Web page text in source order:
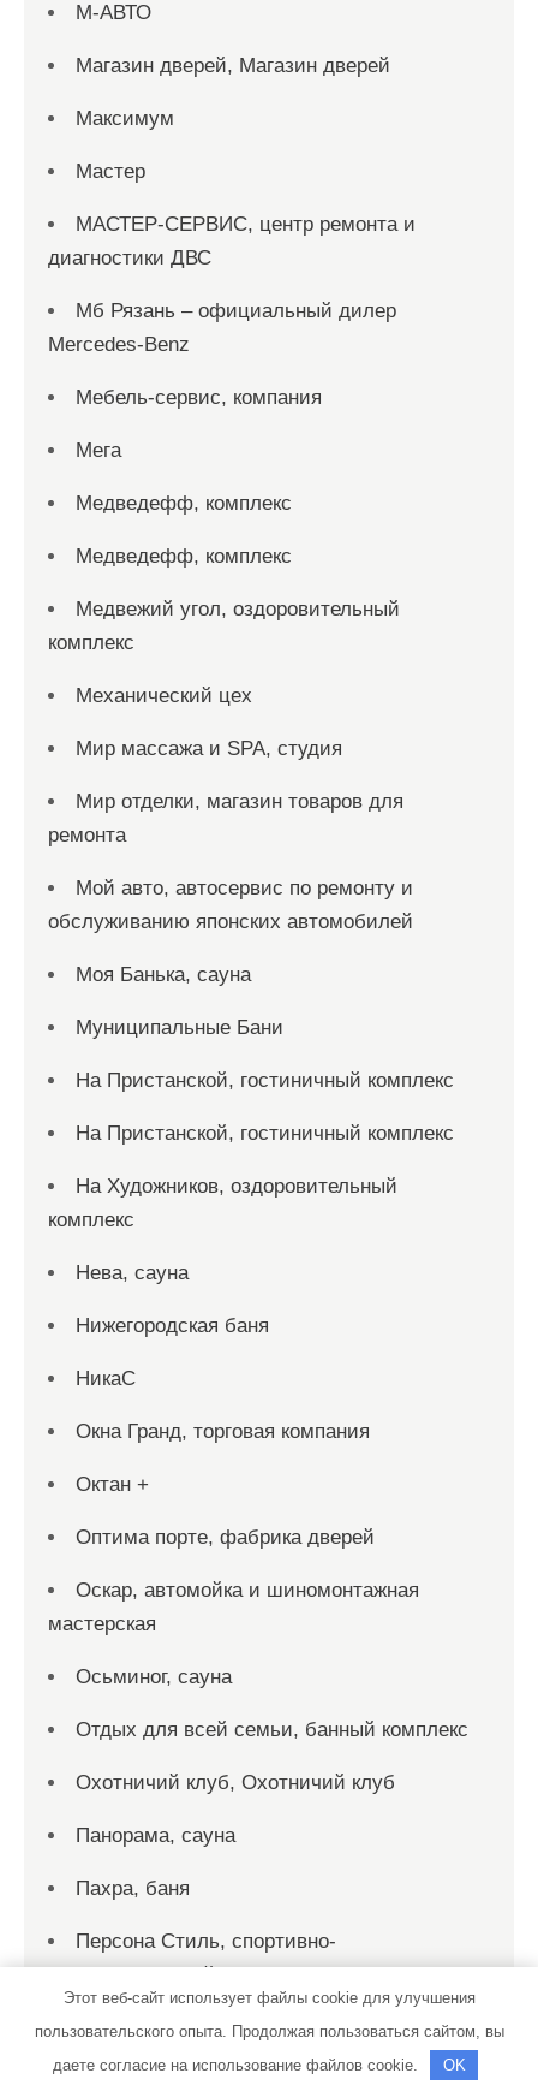
М-АВТО
Магазин дверей, Магазин дверей
Максимум
Мастер
МАСТЕР-СЕРВИС, центр ремонта и
диагностики ДВС
Мб Рязань – официальный дилер
Mercedes-Benz
Мебель-сервис, компания
Мега
Медведефф, комплекс
Медведефф, комплекс
Медвежий угол, оздоровительный
комплекс
Механический цех
Мир массажа и SPA, студия
Мир отделки, магазин товаров для
ремонта
Мой авто, автосервис по ремонту и
обслуживанию японских автомобилей
Моя Банька, сауна
Муниципальные Бани
На Пристанской, гостиничный комплекс
На Пристанской, гостиничный комплекс
На Художников, оздоровительный
комплекс
Нева, сауна
Нижегородская баня
НикаС
Окна Гранд, торговая компания
Октан +
Оптима порте, фабрика дверей
Оскар, автомойка и шиномонтажная
мастерская
Осьминог, сауна
Отдых для всей семьи, банный комплекс
Охотничий клуб, Охотничий клуб
Панорама, сауна
Пахра, баня
Персона Стиль, спортивно-
оздоровительный клуб
Пик-сервис, автомойка
Этот веб-сайт использует файлы cookie для улучшения
пользовательского опыта. Продолжая пользоваться сайтом, вы
даете согласие на использование файлов cookie.
OK